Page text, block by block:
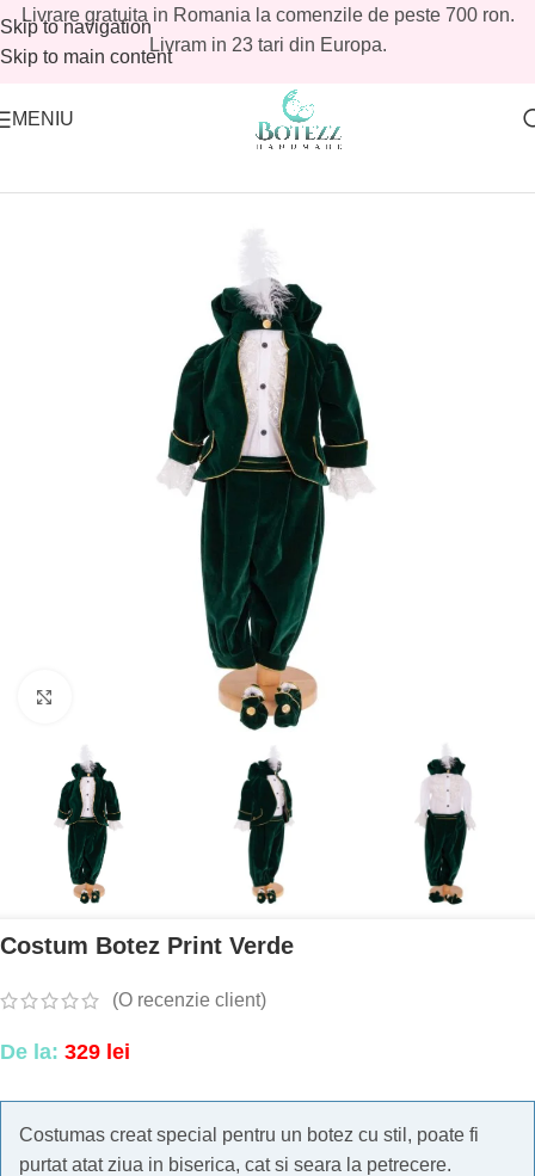
Skip to navigation
Skip to main content
Livrare gratuita in Romania la comenzile de peste 700 ron.
Livram in 23 tari din Europa.
MENIU
Costume botez baieti
Costum Botez Print Verde
(O recenzie client)
De la: 329 lei
Costumas creat special pentru un botez cu stil, poate fi
purtat atat ziua in biserica, cat si seara la petrecere.